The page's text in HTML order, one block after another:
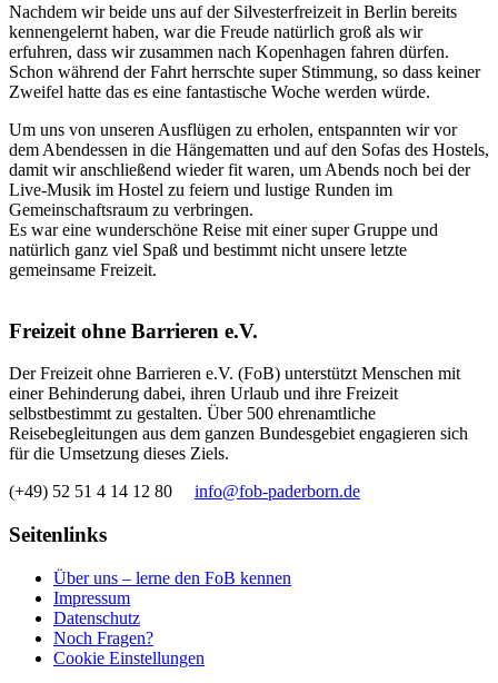
Nachdem wir beide uns auf der Silvesterfreizeit in Berlin bereits
kennengelernt haben, war die Freude natürlich groß als wir
erfuhren, dass wir zusammen nach Kopenhagen fahren dürfen.
Schon während der Fahrt herrschte super Stimmung, so dass keiner
Zweifel hatte das es eine fantastische Woche werden würde.
Um uns von unseren Ausflügen zu erholen, entspannten wir vor
dem Abendessen in die Hängematten und auf den Sofas des Hostels,
damit wir anschließend wieder fit waren, um Abends noch bei der
Live-Musik im Hostel zu feiern und lustige Runden im
Gemeinschaftsraum zu verbringen.
Es war eine wunderschöne Reise mit einer super Gruppe und
natürlich ganz viel Spaß und bestimmt nicht unsere letzte
gemeinsame Freizeit.
Freizeit ohne Barrieren e.V.
Der Freizeit ohne Barrieren e.V. (FoB) unterstützt Menschen mit
einer Behinderung dabei, ihren Urlaub und ihre Freizeit
selbstbestimmt zu gestalten. Über 500 ehrenamtliche
Reisebegleitungen aus dem ganzen Bundesgebiet engagieren sich
für die Umsetzung dieses Ziels.
(+49) 52 51 4 14 12 80 info@fob-paderborn.de
Seitenlinks
Über uns – lerne den FoB kennen
Impressum
Datenschutz
Noch Fragen?
Cookie Einstellungen